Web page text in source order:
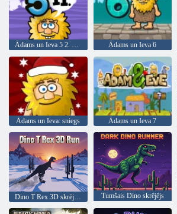
Ādams un Ieva 5 2. daļa Ādams un Ieva 6
Ādams un Ieva: sniegs Ādams un Ieva 7
Tumšais Dino skrējējs